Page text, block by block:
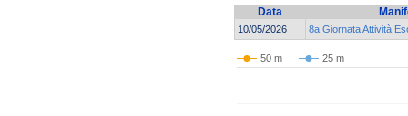
Data
10/05/2026 8a Giornata Attività
50 m 25 m